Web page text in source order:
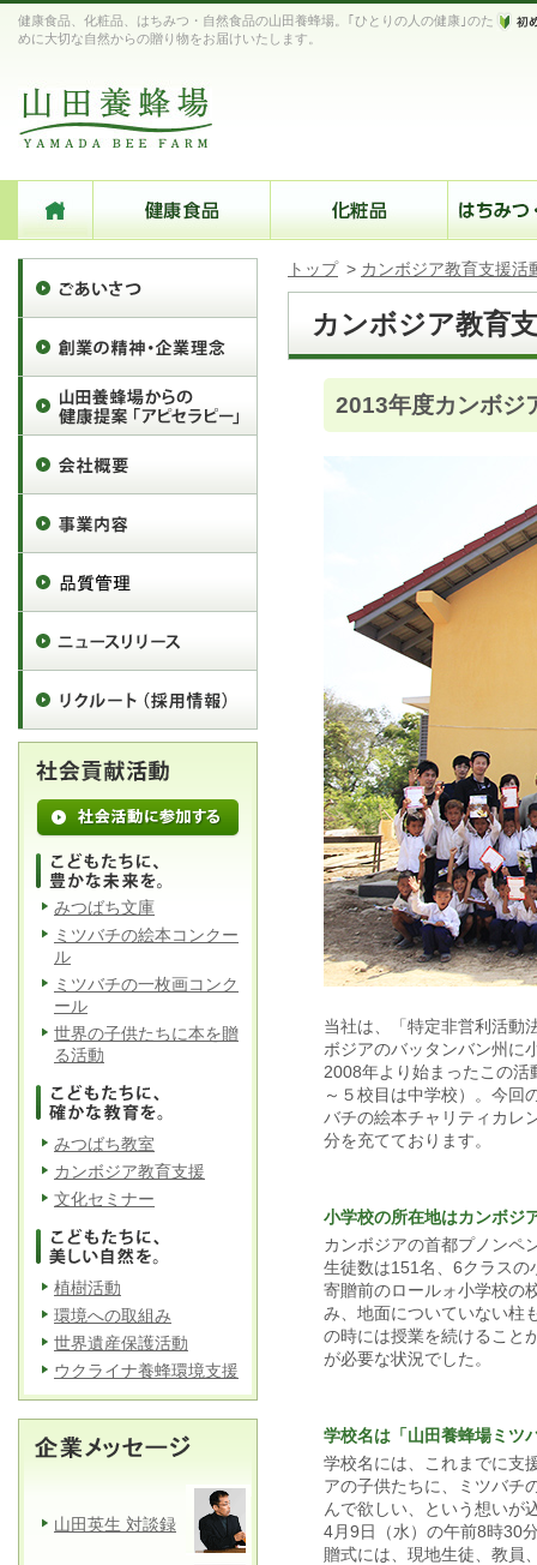
健康食品、化粧品、はちみつ・自然食品の山田養蜂場。｢ひとりの人の健康｣のた
めに大切な自然からの贈り物をお届けいたします。
トップ > カンボジア教育支援活
カンボジア教育
2013年度カンボジ
当社は、「特定非営利活
ボジアのバッタンバン州に
2008年より始まったこの
～５校目は中学校）。今回
バチの絵本チャリティカレ
分を充てております。
小学校の所在地はカンボ
カンボジアの首都プノンペ
生徒数は151名、6クラスの
寄贈前のロールォ小学校の
み、地面についていない柱
の時には授業を続けること
が必要な状況でした。
学校名は「山田養蜂場ミツ
学校名には、これまでに支
アの子供たちに、ミツバチ
んで欲しい、という想いが
4月9日（水）の午前8時30
贈式には、現地生徒、教員
みつばち文庫
ミツバチの絵本コンクー
ル
ミツバチの一枚画コンク
ール
世界の子供たちに本を贈
る活動
みつばち教室
カンボジア教育支援
文化セミナー
植樹活動
環境への取組み
世界遺産保護活動
ウクライナ養蜂環境支援
山田英生 対談録